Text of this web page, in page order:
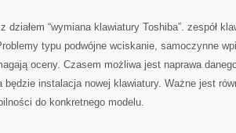
działem “wymiana klawiatury Toshiba”. zespół
typu podwójne wciskanie, samoczynne
oceny. Czasem możliwa jest naprawa
będzie instalacja nowej klawiatury. Ważne jest
do konkretnego modelu.